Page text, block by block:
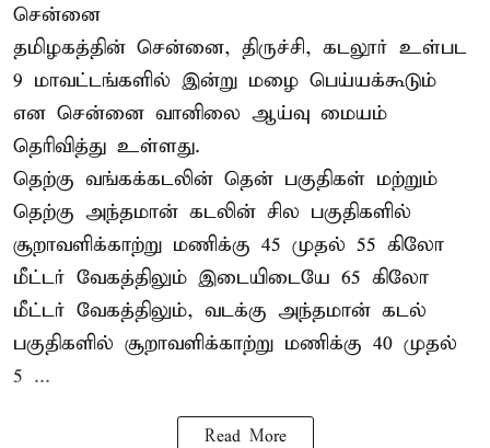
சென்னை
தமிழகத்தின் சென்னை, திருச்சி, கடலூர் உள்பட
9 மாவட்டங்களில் இன்று மழை பெய்யக்கூடும்
என சென்னை வானிலை ஆய்வு மையம்
தெரிவித்து உள்ளது.
தெற்கு வங்கக்கடலின் தென் பகுதிகள் மற்றும்
தெற்கு அந்தமான் கடலின் சில பகுதிகளில்
சூறாவளிக்காற்று மணிக்கு 45 முதல் 55 கிலோ
மீட்டர் வேகத்திலும் இடையிடையே 65 கிலோ
மீட்டர் வேகத்திலும், வடக்கு அந்தமான் கடல்
பகுதிகளில் சூறாவளிக்காற்று மணிக்கு 40 முதல்
5 ...
Read More